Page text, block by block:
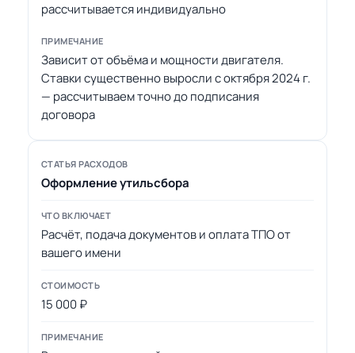
рассчитывается индивидуально
Зависит от объёма и мощности двигателя.
Ставки существенно выросли с октября 2024 г.
— рассчитываем точно до подписания
договора
Оформление утильсбора
Расчёт, подача документов и оплата ТПО от
вашего имени
15 000 ₽